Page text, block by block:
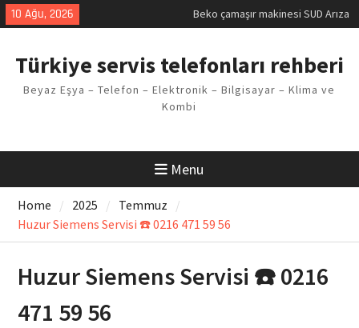
Skip
to
10 Ağu, 2026
Demirdöküm buzdolabı E1 Arıza
Arızası Çözümü
E02 Arıza Kodu Regal kombi
Sorunu
Türkiye servis telefonları rehberi
Beyaz Eşya – Telefon – Elektronik – Bilgisayar – Klima ve
Kombi
Menu
Home 2025
Temmuz
Huzur Siemens Servisi ☎️ 0216 471 59 56
Huzur Siemens Servisi ☎️ 0216
471 59 56